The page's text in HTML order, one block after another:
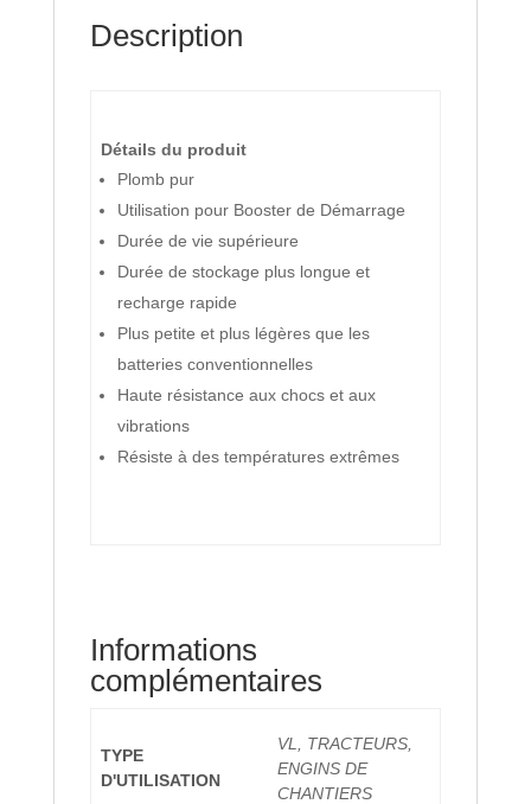
Description
Détails du produit
Plomb pur
Utilisation pour Booster de Démarrage
Durée de vie supérieure
Durée de stockage plus longue et
recharge rapide
Plus petite et plus légères que les
batteries conventionnelles
Haute résistance aux chocs et aux
vibrations
Résiste à des températures extrêmes
Informations
complémentaires
TYPE
D'UTILISATION
VL, TRACTEURS,
ENGINS DE
CHANTIERS